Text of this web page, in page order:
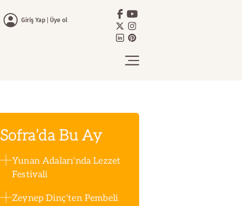
Giriş Yap Üye ol
Sofra’da Bu Ay
Yunan Adaları'nda Lezzet
Festivali
Zeynep Dinç'ten Pembeli